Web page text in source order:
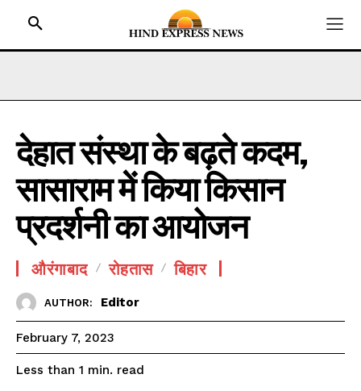
HOME
BIHAR
JHARKHAND
UTTAR PRADESH
MADHYA PRADESH
INTERNATIONAL
NATIONAL NEWS
CRIME NEWS
SPORTS NEWS
देहात संस्था के बढ़ते कदम,
सासाराम में किया किसान
प्रदर्शनी का आयोजन
औरंगाबाद रोहतास बिहार
AUTHOR: Editor
February 7, 2023
Less than 1 min. read